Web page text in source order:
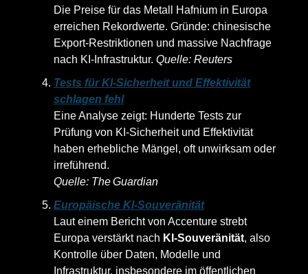
Die Preise für das Metall Hafnium in Europa
erreichen Rekordwerte. Gründe: chinesische
Export‑Restriktionen und massive Nachfrage
nach KI‑Infrastruktur. Quelle: Reuters
Tests für KI-Sicherheit und Effektivität
schlagen fehl
Eine Analyse zeigt: Hunderte Tests zur
Prüfung von KI‑Sicherheit und Effektivität
haben erhebliche Mängel, oft unwirksam oder
irreführend.
Quelle: The Guardian
Europäische KI-Souveränität
Laut einem Bericht von Accenture strebt
Europa verstärkt nach KI‑Souveränität, also
Kontrolle über Daten, Modelle und
Infrastruktur, insbesondere im öffentlichen